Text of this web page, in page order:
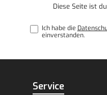
Diese Seite ist
Ich habe die
einverstanden.
Service